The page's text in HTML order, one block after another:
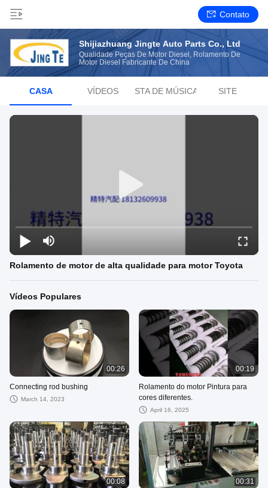
Contato
Shijiazhuang Jingte Auto Parts Co., Ltd
Qualidade Peças De Motor Diesel, Rolamento De
Motor Diesel Fabricante De China
CASA VÍDEOS LISTA DE MÚSICAS SITE
Rolamento de motor de alta qualidade para motor Toyota
Vídeos Populares
00:26
Connecting rod bushing
March 14, 2023
00:19
Rolamento do motor Pintura para
cores diferentes.
April 16, 2025
00:08 00:31